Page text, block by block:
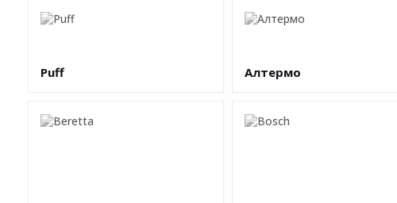
Puff Алтермо